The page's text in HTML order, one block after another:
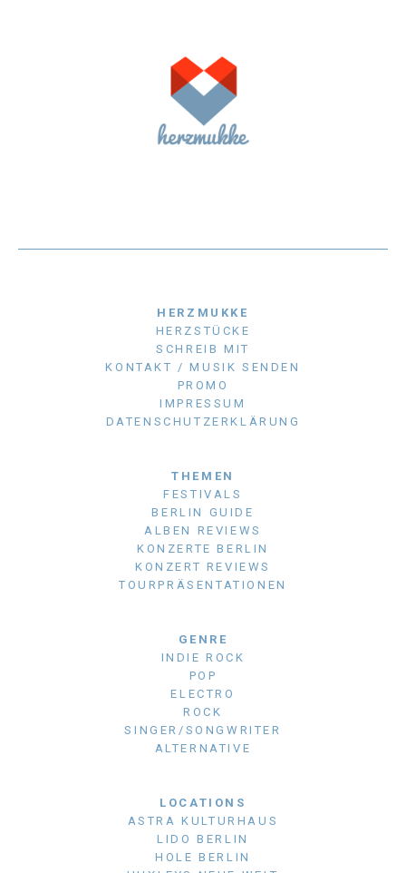
HERZMUKKE
HERZSTÜCKE
SCHREIB MIT
KONTAKT / MUSIK SENDEN
PROMO
IMPRESSUM
DATENSCHUTZERKLÄRUNG
THEMEN
FESTIVALS
BERLIN GUIDE
ALBEN REVIEWS
KONZERTE BERLIN
KONZERT REVIEWS
TOURPRÄSENTATIONEN
GENRE
INDIE ROCK
POP
ELECTRO
ROCK
SINGER/SONGWRITER
ALTERNATIVE
LOCATIONS
ASTRA KULTURHAUS
LIDO BERLIN
HOLE BERLIN